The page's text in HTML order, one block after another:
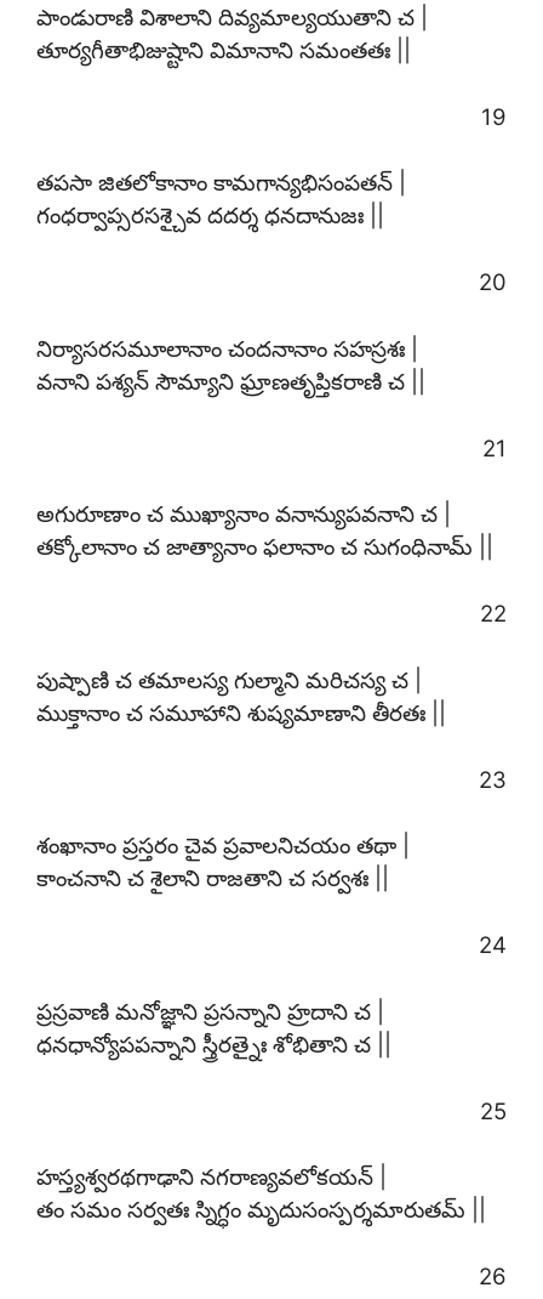
పాండురాణి విశాలాని దివ్యమాల్యయుతాని చ |
తూర్యగీతాభిజుష్టాని విమానాని సమంతతః ||
19
తపసా జితలోకానాం కామగాన్యభిసంపతన్ |
గంధర్వాప్సరసశ్చైవ దదర్శ ధనదానుజః ||
20
నిర్యాసరసమూలానాం చందనానాం సహస్రశః |
వనాని పశ్యన్ సౌమ్యాని ఘ్రాణతృప్తికరాణి చ ||
21
అగురూణాం చ ముఖ్యానాం వనాన్యుపవనాని చ |
తక్కోలానాం చ జాత్యానాం ఫలానాం చ సుగంధినామ్ ||
22
పుష్పాణి చ తమాలస్య గుల్మాని మరిచస్య చ |
ముక్తానాం చ సమూహాని శుష్యమాణాని తీరతః ||
23
శంఖానాం ప్రస్తరం చైవ ప్రవాలనిచయం తథా |
కాంచనాని చ శైలాని రాజతాని చ సర్వశః ||
24
ప్రస్రవాణి మనోజ్ఞాని ప్రసన్నాని హ్రదాని చ |
ధనధాన్యోపపన్నాని స్త్రీరత్నైః శోభితాని చ ||
25
హస్త్యశ్వరథగాఢాని నగరాణ్యవలోకయన్ |
తం సమం సర్వతః స్నిగ్ధం మృదుసంస్పర్శమారుతమ్ ||
26